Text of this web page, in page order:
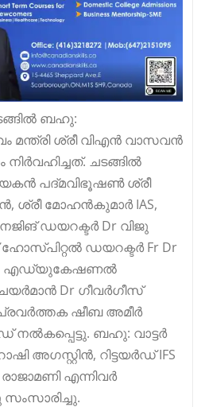
ബഹു:
ശ്രീ വിഎൻ വാസവൻ
ചടങ്ങിൽ
പദ്മവിഭൂഷൺ ശ്രീ
മോഹൻകുമാർ IAS,
ഡയറക്ടർ Dr വിജു
ഡയറക്ടർ Fr Dr
എഡ്യുകേഷണൽ
Dr ഗീവർഗീസ്
പ്രവർത്തക ഷീബ അമീർ
നൽകപ്പെട്ടു. ബഹു: വാട്ടർ
അഗസ്റ്റിൻ, റിട്ടയർഡ് IFS
എന്നിവർ